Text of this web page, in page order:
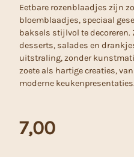
Eetbare rozenblaadjes zijn
bloemblaadjes, speciaal
baksels stijlvol te decoreren.
desserts, salades en
uitstraling, zonder
zoete als hartige creaties,
moderne keukenpresentaties.
7,00